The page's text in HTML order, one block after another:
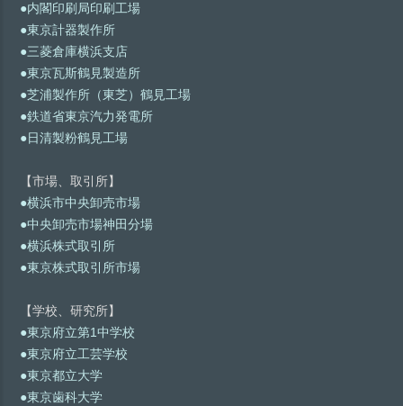
●内閣印刷局印刷工場
●東京計器製作所
●三菱倉庫横浜支店
●東京瓦斯鶴見製造所
●芝浦製作所（東芝）鶴見工場
●鉄道省東京汽力発電所
●日清製粉鶴見工場
【市場、取引所】
●横浜市中央卸売市場
●中央卸売市場神田分場
●横浜株式取引所
●東京株式取引所市場
【学校、研究所】
●東京府立第1中学校
●東京府立工芸学校
●東京都立大学
●東京歯科大学